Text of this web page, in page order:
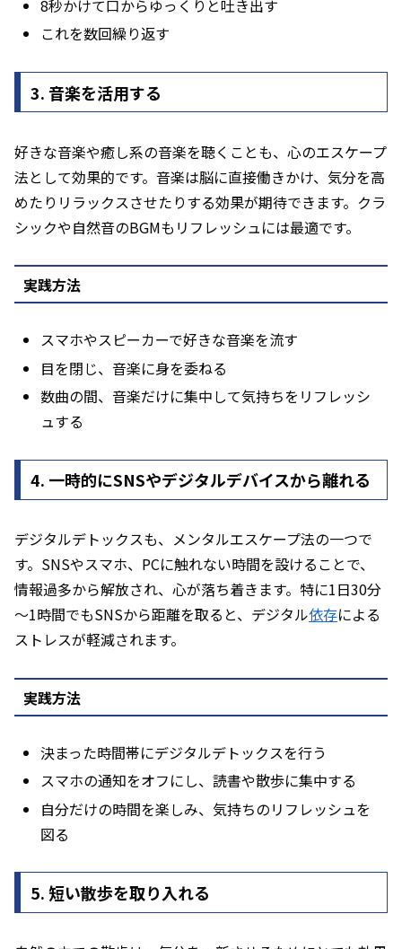
8秒かけて口からゆっくりと吐き出す
これを数回繰り返す
3. 音楽を活用する
好きな音楽や癒し系の音楽を聴くことも、心のエスケープ
法として効果的です。音楽は脳に直接働きかけ、気分を高
めたりリラックスさせたりする効果が期待できます。クラ
シックや自然音のBGMもリフレッシュには最適です。
実践方法
スマホやスピーカーで好きな音楽を流す
目を閉じ、音楽に身を委ねる
数曲の間、音楽だけに集中して気持ちをリフレッシ
ュする
4. 一時的にSNSやデジタルデバイスから離れる
デジタルデトックスも、メンタルエスケープ法の一つで
す。SNSやスマホ、PCに触れない時間を設けることで、
情報過多から解放され、心が落ち着きます。特に1日30分
～1時間でもSNSから距離を取ると、デジタル依存による
ストレスが軽減されます。
実践方法
決まった時間帯にデジタルデトックスを行う
スマホの通知をオフにし、読書や散歩に集中する
自分だけの時間を楽しみ、気持ちのリフレッシュを
図る
5. 短い散歩を取り入れる